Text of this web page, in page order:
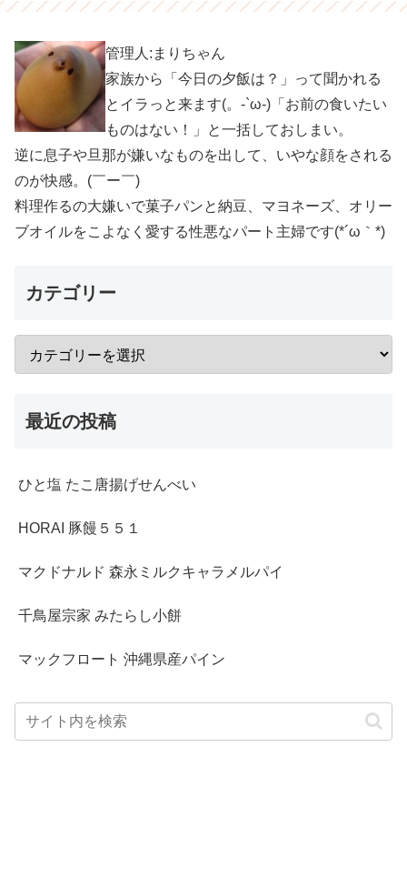
管理人:まりちゃん
家族から「今日の夕飯は？」って聞かれる
とイラっと来ます(。-`ω-)「お前の食いたい
ものはない！」と一括しておしまい。
逆に息子や旦那が嫌いなものを出して、いやな顔をされる
のが快感。(￣ー￣)
料理作るの大嫌いで菓子パンと納豆、マヨネーズ、オリー
ブオイルをこよなく愛する性悪なパート主婦です(*´ω｀*)
カテゴリー
最近の投稿
ひと塩 たこ唐揚げせんべい
HORAI 豚饅５５１
マクドナルド 森永ミルクキャラメルパイ
千鳥屋宗家 みたらし小餅
マックフロート 沖縄県産パイン